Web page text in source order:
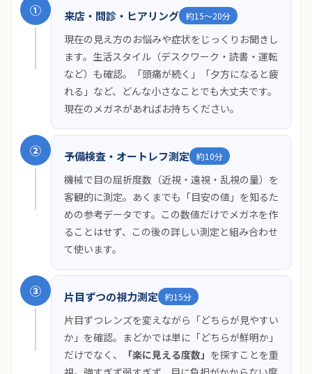
① 来店・問診・ヒアリング 約15〜20分
現在の見え方のお悩みや症状をじっくりお聞きし
ます。生活スタイル（デスクワーク・読書・運転
など）も確認。「頭痛が続く」「夕方になると疲
れる」など、どんな小さなことでも大丈夫です。
現在のメガネがあればお持ちください。
② 予備検査・オートレフ測定 約10分
機械で目の屈折度数（近視・遠視・乱視の量）を
客観的に測定。あくまでも「目安の値」を知るた
めの参考データです。この数値だけでメガネを作
ることはせず、この後の詳しい測定と組み合わせ
て使います。
③ 片目ずつの視力測定 約15分
片目ずつレンズを変えながら「どちらが見やすい
か」を確認。まどかでは単に「どちらが鮮明か」
だけでなく、
「楽に見える度数」 を探すことを重